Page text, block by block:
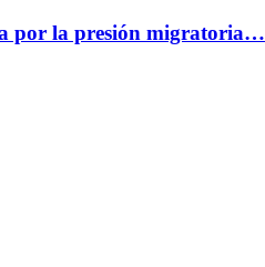
por la presión migratoria…